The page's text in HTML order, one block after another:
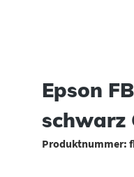
Epson
schwarz
Produktnummer: